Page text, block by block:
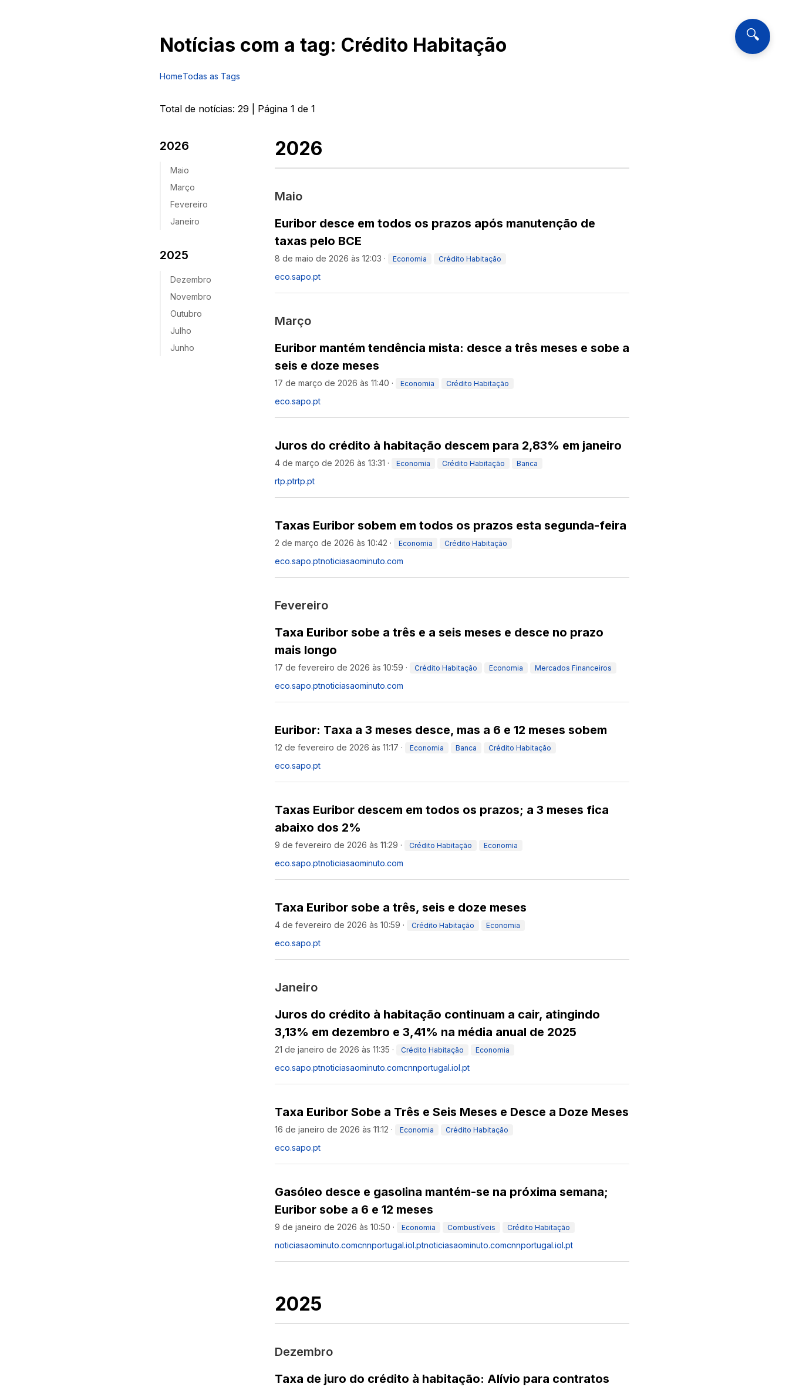
🔍
Notícias com a tag: Crédito Habitação
HomeTodas as Tags
Total de notícias: 29 | Página 1 de 1
2026
Maio
Março
Fevereiro
Janeiro
2025
Dezembro
Novembro
Outubro
Julho
Junho
2026
Maio
Euribor desce em todos os prazos após manutenção de
taxas pelo BCE
8 de maio de 2026 às 12:03 · Economia Crédito Habitação
eco.sapo.pt
Março
Euribor mantém tendência mista: desce a três meses e sobe a
seis e doze meses
17 de março de 2026 às 11:40 · Economia Crédito Habitação
eco.sapo.pt
Juros do crédito à habitação descem para 2,83% em janeiro
4 de março de 2026 às 13:31 · Economia Crédito Habitação Banca
rtp.ptrtp.pt
Taxas Euribor sobem em todos os prazos esta segunda-feira
2 de março de 2026 às 10:42 · Economia Crédito Habitação
eco.sapo.ptnoticiasaominuto.com
Fevereiro
Taxa Euribor sobe a três e a seis meses e desce no prazo
mais longo
17 de fevereiro de 2026 às 10:59 · Crédito Habitação Economia Mercados Financeiros
eco.sapo.ptnoticiasaominuto.com
Euribor: Taxa a 3 meses desce, mas a 6 e 12 meses sobem
12 de fevereiro de 2026 às 11:17 · Economia Banca Crédito Habitação
eco.sapo.pt
Taxas Euribor descem em todos os prazos; a 3 meses fica
abaixo dos 2%
9 de fevereiro de 2026 às 11:29 · Crédito Habitação Economia
eco.sapo.ptnoticiasaominuto.com
Taxa Euribor sobe a três, seis e doze meses
4 de fevereiro de 2026 às 10:59 · Crédito Habitação Economia
eco.sapo.pt
Janeiro
Juros do crédito à habitação continuam a cair, atingindo
3,13% em dezembro e 3,41% na média anual de 2025
21 de janeiro de 2026 às 11:35 · Crédito Habitação Economia
eco.sapo.ptnoticiasaominuto.comcnnportugal.iol.pt
Taxa Euribor Sobe a Três e Seis Meses e Desce a Doze Meses
16 de janeiro de 2026 às 11:12 · Economia Crédito Habitação
eco.sapo.pt
Gasóleo desce e gasolina mantém-se na próxima semana;
Euribor sobe a 6 e 12 meses
9 de janeiro de 2026 às 10:50 · Economia Combustíveis Crédito Habitação
noticiasaominuto.comcnnportugal.iol.ptnoticiasaominuto.comcnnportugal.iol.pt
2025
Dezembro
Taxa de juro do crédito à habitação: Alívio para contratos